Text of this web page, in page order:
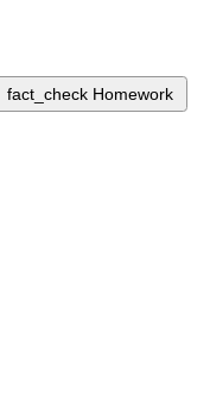
fact_check Homework